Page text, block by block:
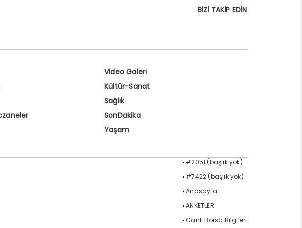
BİZİ TAKİP EDİN
Video Galeri
Kültür-Sanat
Sağlık
SonDakika
Yaşam
#2051 (başlık yok)
#7422 (başlık yok)
Anasayfa
ANKETLER
Canlı Borsa Bilgileri